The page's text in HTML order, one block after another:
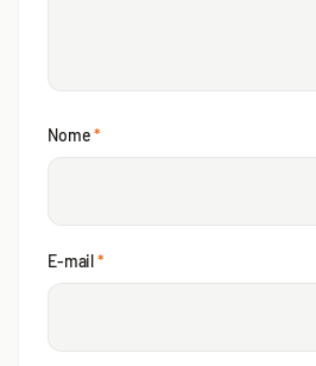
Nome*
E-mail*